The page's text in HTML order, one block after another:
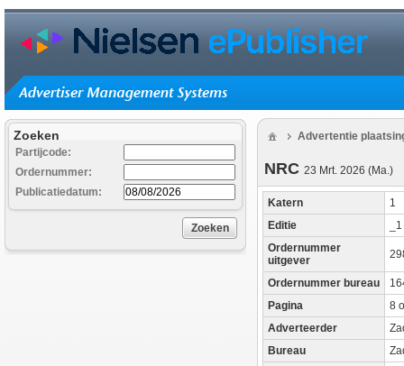
Zoeken
Partijcode:
Ordernummer:
Publicatiedatum:
Zoeken
Advertentie
NRC 23 Mrt. 2026 (Ma.)
Katern
1
Editie
_1
Ordernummer
uitgever
Ordernummer bureau
Pagina
8
Adverteerder
Bureau